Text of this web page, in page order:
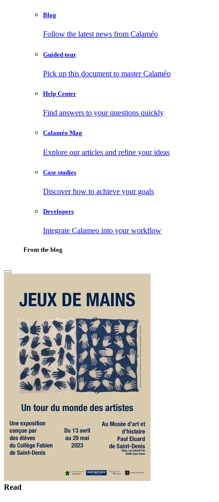
Blog
Follow the latest news from Calaméo
Guided tour
Pick up this document to master Calaméo
Help Center
Find answers to your questions quickly
Calaméo Mag
Explore our articles and refine your ideas
Case studies
Discover how to achieve your goals
Developers
Integrate Calameo into your workflow
From the blog
Read